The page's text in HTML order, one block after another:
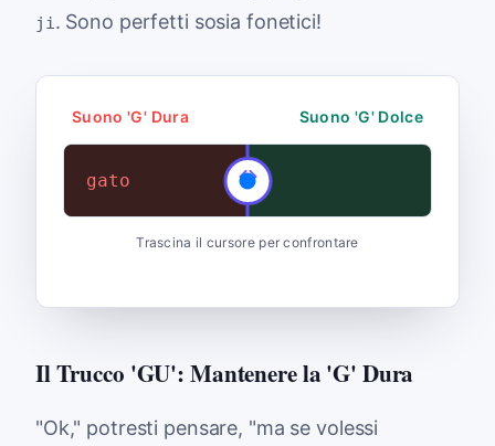
ji . Sono perfetti sosia fonetici!
Suono 'G' Dura Suono 'G' Dolce
gato
gente
Trascina il cursore per confrontare
Il Trucco 'GU': Mantenere la 'G' Dura
"Ok," potresti pensare, "ma se volessi